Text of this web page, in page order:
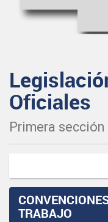
Oficiales
Primera sección
TRABAJO